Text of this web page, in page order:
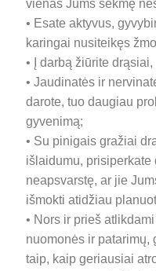
vienas Jums sėkmę
• Esate aktyvus,
karingai nusiteikęs
• Į darbą žiūrite
• Jaudinatės ir
darote, tuo daugiau
gyvenimą;
• Su pinigais gražiai
išlaidumu, prisiperkate
neapsvarstę, ar jie
išmokti atidžiau
• Nors ir prieš
nuomonės ir
taip, kaip geriausiai